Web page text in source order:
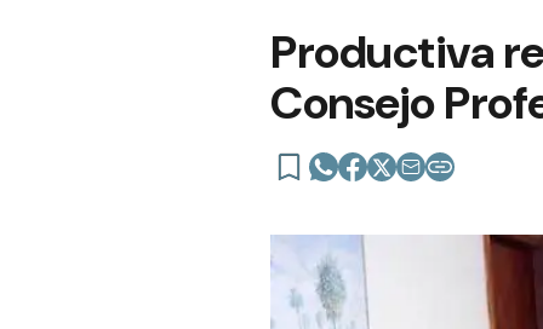
Productiva
Consejo